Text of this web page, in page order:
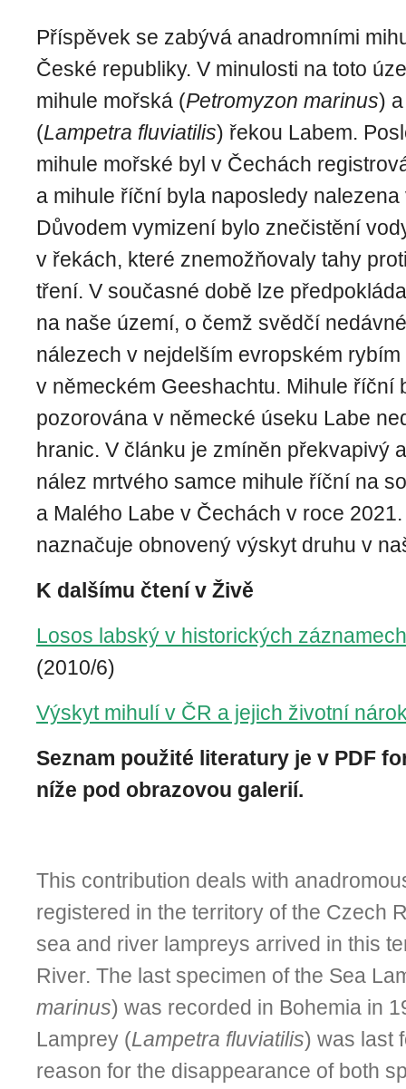
Příspěvek se zabývá anadromními
České republiky. V minulosti na toto
mihule mořská (Petromyzon marinus)
(Lampetra fluviatilis) řekou Labem.
mihule mořské byl v Čechách
a mihule říční byla naposledy
Důvodem vymizení bylo znečistění
v řekách, které znemožňovaly tahy
tření. V současné době lze
na naše území, o čemž svědčí
nálezech v nejdelším evropském
v německém Geeshachtu. Mihule říční
pozorována v německé úseku Labe
hranic. V článku je zmíněn překvapivý
nález mrtvého samce mihule říční na
a Malého Labe v Čechách v roce
naznačuje obnovený výskyt druhu v
K dalšímu čtení v Živě
Losos labský v historických
(2010/6)
Výskyt mihulí v ČR a jejich životní
Seznam použité literatury je v PDF
níže pod obrazovou galerií.
This contribution deals with
registered in the territory of the Czech
sea and river lampreys arrived in this
River. The last specimen of the Sea
marinus) was recorded in Bohemia in
Lamprey (Lampetra fluviatilis) was last
reason for the disappearance of both